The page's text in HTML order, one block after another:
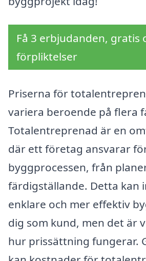
Få 3 erbjudanden, gratis
förpliktelser
Priserna för
variera beroende på flera
Totalentreprenad är en
där ett företag ansvarar
byggprocessen, från
färdigställande. Detta kan
enklare och mer effektiv
dig som kund, men det är
hur prissättning fungerar.